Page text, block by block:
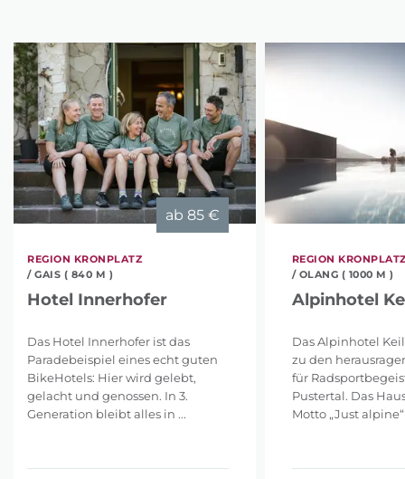
ab 85 €
REGION KRONPLATZ
/ GAIS ( 840 M )
Hotel Innerhofer
Das Hotel Innerhofer ist das
Paradebeispiel eines echt guten
BikeHotels: Hier wird gelebt,
gelacht und genossen. In 3.
Generation bleibt alles in ...
REGION
/ OLANG ( 1000 M )
Alpinhotel
Das Alpinhotel
zu den
für
Pustertal. Das
Motto „Just